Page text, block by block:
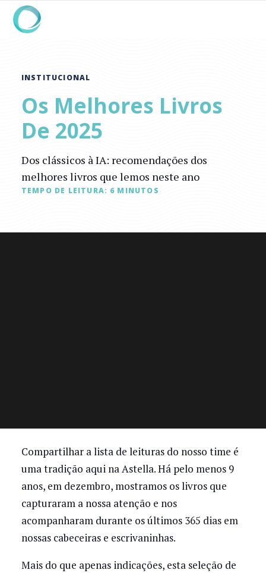
INSTITUCIONAL
Os Melhores Livros
De 2025
Dos clássicos à IA: recomendações dos
melhores livros que lemos neste ano
TEMPO DE LEITURA: 6 MINUTOS
Compartilhar a lista de leituras do nosso time é
uma tradição aqui na Astella. Há pelo menos 9
anos, em dezembro, mostramos os livros que
capturaram a nossa atenção e nos
acompanharam durante os últimos 365 dias em
nossas cabeceiras e escrivaninhas.
Mais do que apenas indicações, esta seleção de